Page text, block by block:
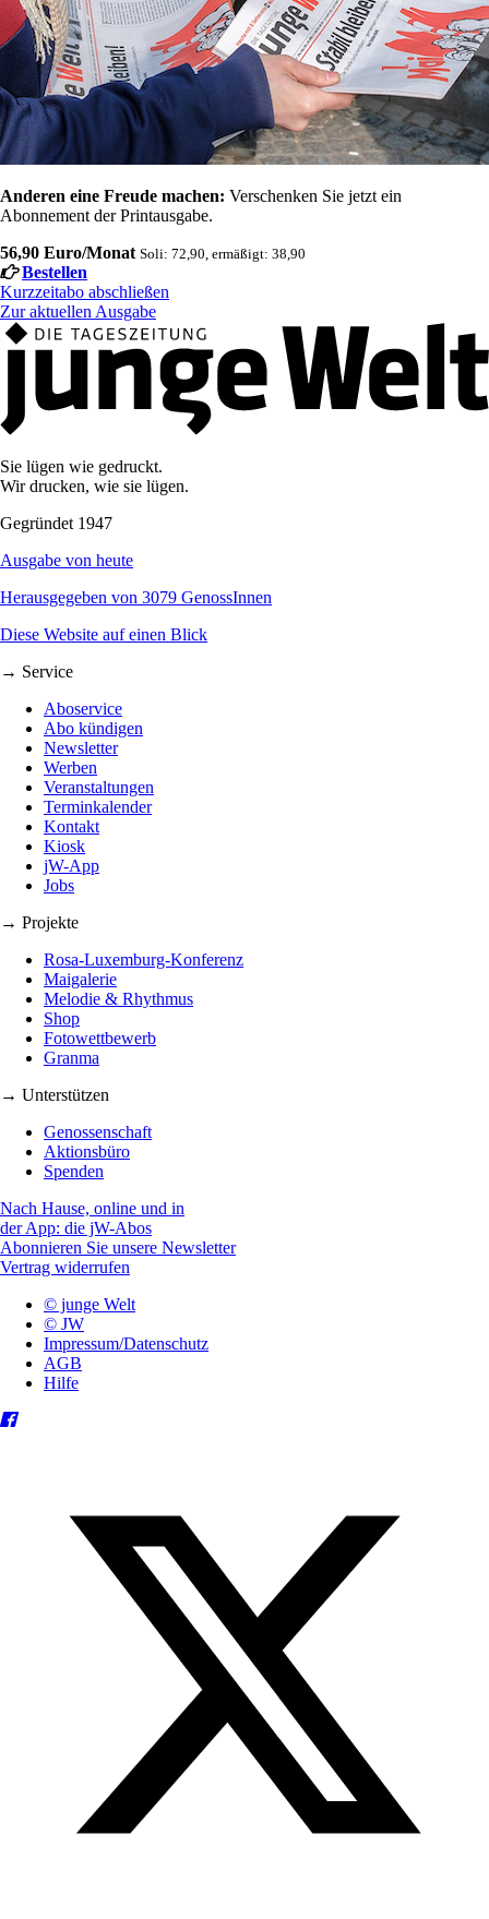
Anderen eine Freude machen: Verschenken Sie jetzt ein
Abonnement der Printausgabe.
56,90 Euro/Monat Soli: 72,90, ermäßigt: 38,90
Bestellen
Kurzzeitabo abschließen
Zur aktuellen Ausgabe
Sie lügen wie gedruckt.
Wir drucken, wie sie lügen.
Gegründet 1947
Ausgabe von heute
Herausgegeben von 3079 GenossInnen
Diese Website auf einen Blick
→ Service
Aboservice
Abo kündigen
Newsletter
Werben
Veranstaltungen
Terminkalender
Kontakt
Kiosk
jW-App
Jobs
→ Projekte
Rosa-Luxemburg-Konferenz
Maigalerie
Melodie & Rhythmus
Shop
Fotowettbewerb
Granma
→ Unterstützen
Genossenschaft
Aktionsbüro
Spenden
Nach Hause, online und in
der App: die jW-Abos
Abonnieren Sie unsere Newsletter
Vertrag widerrufen
© junge Welt
© JW
Impressum/Datenschutz
AGB
Hilfe